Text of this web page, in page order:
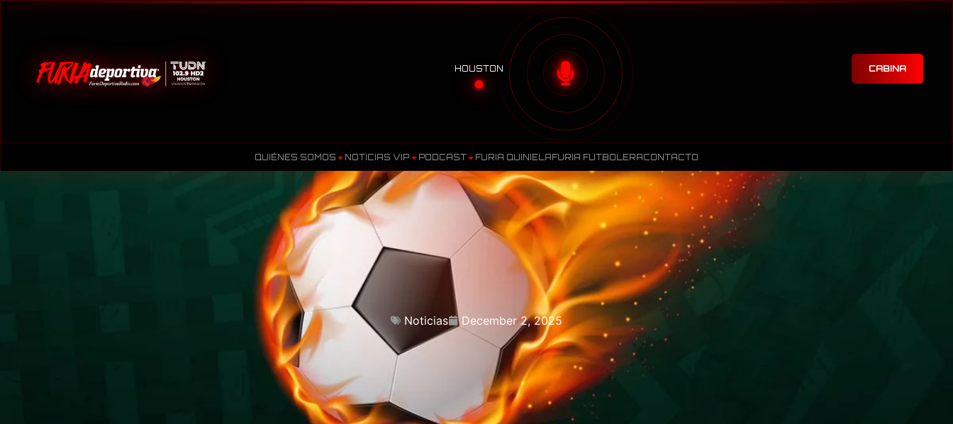
HOUSTON CABINA
QUIÉNES SOMOS NOTICIAS VIP PODCAST FURIA QUINIELAFURIA FUTBOLERACONTACTO
Noticias December 2, 2025